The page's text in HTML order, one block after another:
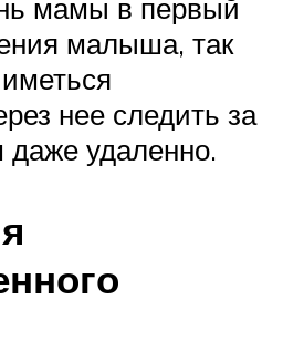
мамы в первый
малыша, так
нее следить за
даже удаленно.